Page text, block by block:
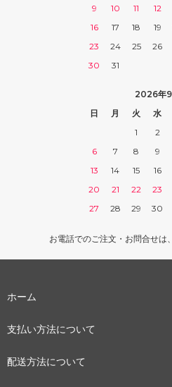
9
10 11 12
16
17 18 19
23
24 25 26
30
31
2026年9
日
月 火 水
1
2
6
7 8 9
13
14 15 16
20
21 22 23
27
28 29 30
お電話でのご注文・お問合せは
ホーム
支払い方法について
配送方法について